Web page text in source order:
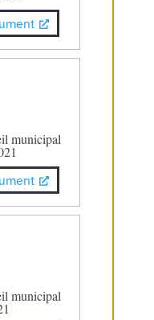
municipal
municipal